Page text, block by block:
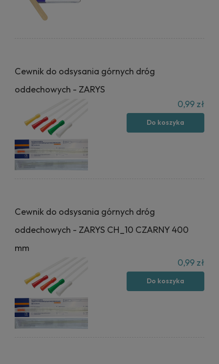
Cewnik do odsysania górnych dróg
oddechowych - ZARYS
0,99 zł
Do koszyka
Cewnik do odsysania górnych dróg
oddechowych - ZARYS CH_10 CZARNY 400
mm
0,99 zł
Do koszyka